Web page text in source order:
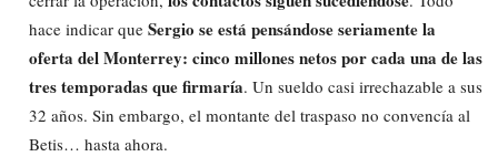
hace indicar que Sergio se está pensándose seriamente la
oferta del Monterrey: cinco millones netos por cada una de las
tres temporadas que firmaría. Un sueldo casi irrechazable a sus
32 años. Sin embargo, el montante del traspaso no convencía al
Betis… hasta ahora.